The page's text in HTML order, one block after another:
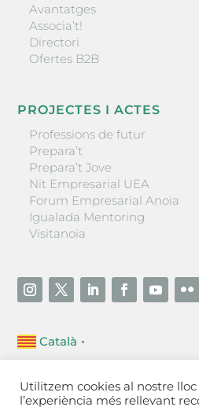
Avantatges
Associa’t!
Directori
Ofertes B2B
PROJECTES I ACTES
Professions de futur
Prepara’t
Prepara’t Jove
Nit Empresarial UEA
Forum Empresarial Anoia
Igualada Mentoring
Visitanoia
Català ▼
Unió Empresarial de l’Anoia
Ctra. de Manresa, 131, 08700 –
Utilitzem cookies al nostre
l’experiència més rellevant